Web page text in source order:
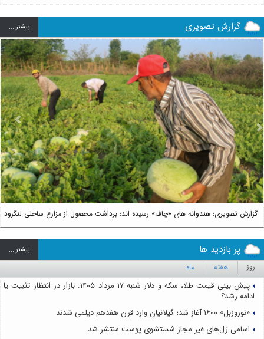
گزارش تصویری بيشتر ...
گزارش تصویری؛ هندوانه های «چاف» رسیده اند؛ برداشت محصول از مزارع ساحلی لنگرود
Next
پر بازدید ها بيشتر ...
روز هفته ماه
پیش بینی قیمت طلا، سکه و دلار شنبه ۱۷ مرداد ۱۴۰۵. بازار در انتظار تثبیت یا
ادامه رشد؟
«نوروزبل» ۱۶۰۰ آغاز شد؛ گیلانیان وارد قرن هفدهم دیلمی شدند
اسامی ژل‌های غیر مجاز شستشوی پوست منتشر شد